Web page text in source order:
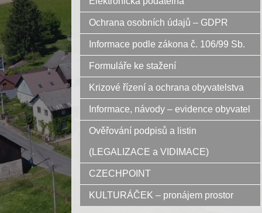
Ochrana osobních údajů – GDPR
Informace podle zákona č. 106/99 Sb.
Formuláře ke stažení
Krizové řízení a ochrana obyvatelstva
Informace, návody – evidence obyvatel
Ověřování podpisů a listin
(LEGALIZACE a VIDIMACE)
CZECHPOINT
KULTURÁČEK – pronájem prostor